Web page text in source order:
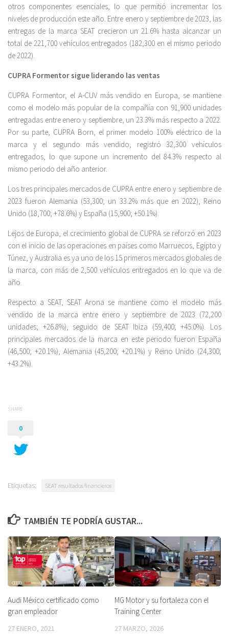
otros componentes esenciales, lo que permitió incrementar los
niveles de producción este año. Entre enero y septiembre de 2023, las
entregas de la marca SEAT crecieron un 21.6% hasta alcanzar un
total de 221,700 vehículos entregados (182,300 en el mismo periodo
de 2022).
CUPRA Formentor sigue liderando las ventas
CUPRA Formentor, el A-CUV más vendido en Europa, se mantiene
como el modelo más popular de la compañía con 91,900 unidades
entregadas entre enero y septiembre, un 23.3% más respecto a 2022.
Por su parte, CUPRA Born, el primer modelo 100% eléctrico de la
marca y el segundo más vendido, registró 32,300 vehículos
entregados, lo que supone un incremento del 84.3% respecto al
mismo periodo del año anterior.
Los tres principales mercados de CUPRA entre enero y septiembre de
2023 fueron Alemania (53,300; un 33.2% más que en 2022), Reino
Unido (18,700; +78.6%) y España (15,900; +50.1%).
Lejos de Europa, el crecimiento global de CUPRA se reforzó en 2023
con el inicio de las operaciones en países como Marruecos, Egipto y
Túnez, y Australia es ya uno de los 15 primeros mercados globales de
la marca, con más de 2,500 vehículos entregados en lo que va de
año.
Respecto a SEAT, SEAT Arona se mantiene como el modelo más
vendido de la marca entre enero y septiembre de 2023 (72,200
unidades; +26.8%), seguido de SEAT Ibiza (59,400; +45.0%). Los
principales mercados de la marca en este periodo fueron España
(46,500; +20.1%), Alemania (45,200; +20.1%) y Reino Unido (24,300;
+43.2%).
SHARE
0
Etiquetas: SEAT resultados financieros
TAMBIÉN TE PODRÍA GUSTAR...
Audi México certificado como
gran empleador
27 ENERO, 2021
MG Motor y su fortaleza con el
Training Center
27 MARZO, 2026